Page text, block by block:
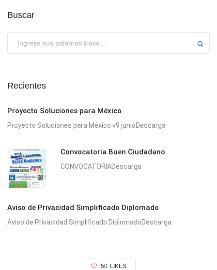
Buscar
Recientes
Proyecto Soluciones para México
Proyecto Soluciones para México v9 junioDescarga
Convocatoria Buen Ciudadano
CONVOCATORIADescarga
Aviso de Privacidad Simplificado Diplomado
Aviso de Privacidad Simplificado DiplomadoDescarga
50 LIKES